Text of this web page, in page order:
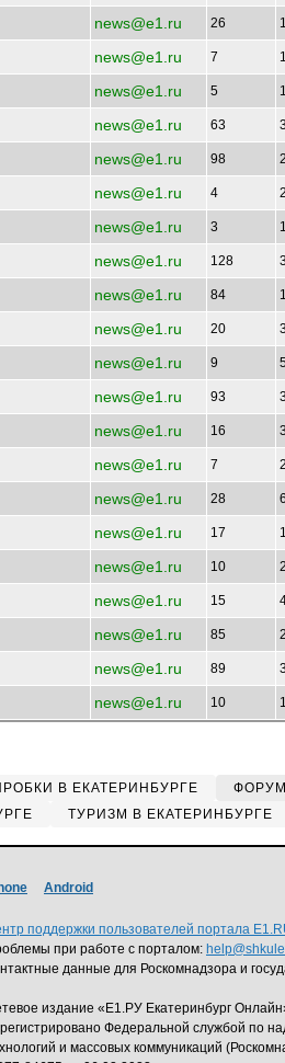
news@e1.ru 26
news@e1.ru 7
news@e1.ru 5
news@e1.ru 63
news@e1.ru 98
news@e1.ru 4
news@e1.ru 3
news@e1.ru 128
news@e1.ru 84
news@e1.ru 20
news@e1.ru 9
news@e1.ru 93
news@e1.ru 16
news@e1.ru 7
news@e1.ru 28
news@e1.ru 17
news@e1.ru 10
news@e1.ru 15
news@e1.ru 85
news@e1.ru 89
news@e1.ru 10
В ЕКАТЕРИНБУРГЕ
ТУРИЗМ В ЕКАТЕРИНБУРГЕ
Android
поддержки пользователей портала
при работе с порталом:
данные для Роскомнадзора и
издание «Е1.РУ Екатеринбург
Федеральной службой по
и массовых коммуникаций